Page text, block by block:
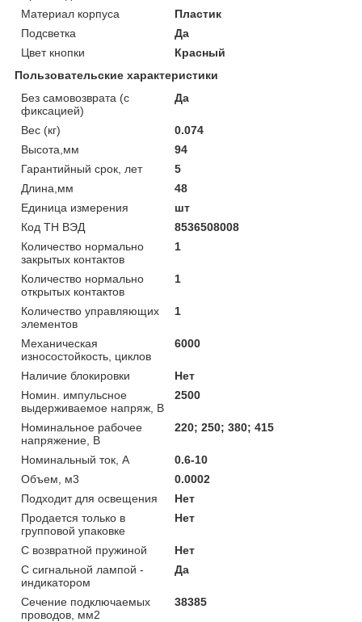
Материал корпуса
Пластик
Подсветка
Да
Цвет кнопки
Красный
Пользовательские характеристики
Без самовозврата (с
фиксацией)
Да
Вес (кг)
0.074
Высота,мм
94
Гарантийный срок, лет
5
Длина,мм
48
Единица измерения
шт
Код ТН ВЭД
8536508008
Количество нормально
закрытых контактов
1
Количество нормально
открытых контактов
1
Количество управляющих
элементов
1
Механическая
износостойкость, циклов
6000
Наличие блокировки
Нет
Номин. импульсное
выдерживаемое напряж, В
2500
Номинальное рабочее
напряжение, В
220; 250; 380; 415
Номинальный ток, А
0.6-10
Объем, м3
0.0002
Подходит для освещения
Нет
Продается только в
групповой упаковке
Нет
С возвратной пружиной
Нет
С сигнальной лампой -
индикатором
Да
Сечение подключаемых
проводов, мм2
38385